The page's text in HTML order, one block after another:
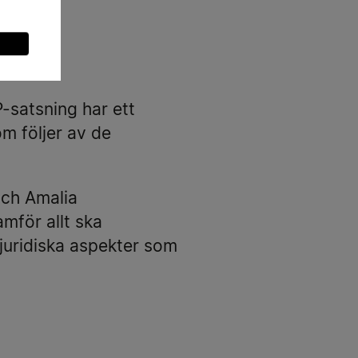
satsning har ett
följer av de
Amalia
allt ska
aspekter som